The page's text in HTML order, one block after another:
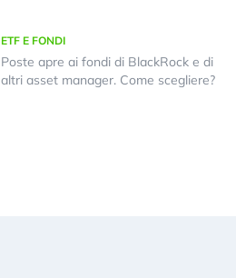
ETF E FONDI
Poste apre ai fondi di BlackRock e di
altri asset manager. Come scegliere?